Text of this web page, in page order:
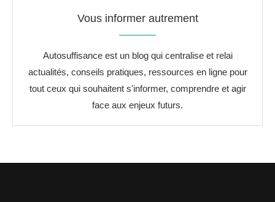
Vous informer autrement
Autosuffisance est un blog qui centralise et relai
actualités, conseils pratiques, ressources en ligne pour
tout ceux qui souhaitent s'informer, comprendre et agir
face aux enjeux futurs.